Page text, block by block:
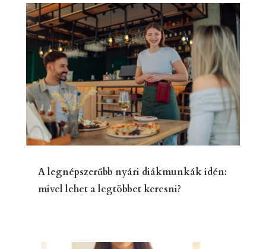
A legnépszerűbb nyári diákmunkák idén:
mivel lehet a legtöbbet keresni?